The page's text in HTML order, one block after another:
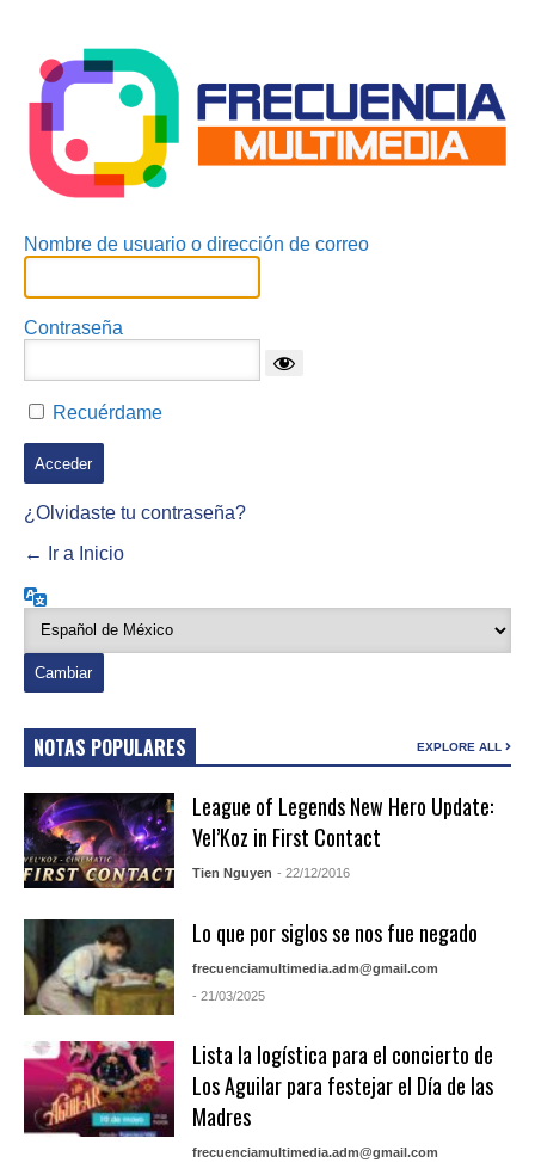
Nombre de usuario o dirección de correo
Contraseña
Recuérdame
¿Olvidaste tu contraseña?
← Ir a Inicio
NOTAS POPULARES EXPLORE ALL
League of Legends New Hero Update:
Vel’Koz in First Contact
Tien Nguyen - 22/12/2016
Lo que por siglos se nos fue negado
frecuenciamultimedia.adm@gmail.com
- 21/03/2025
Lista la logística para el concierto de
Los Aguilar para festejar el Día de las
Madres
frecuenciamultimedia.adm@gmail.com